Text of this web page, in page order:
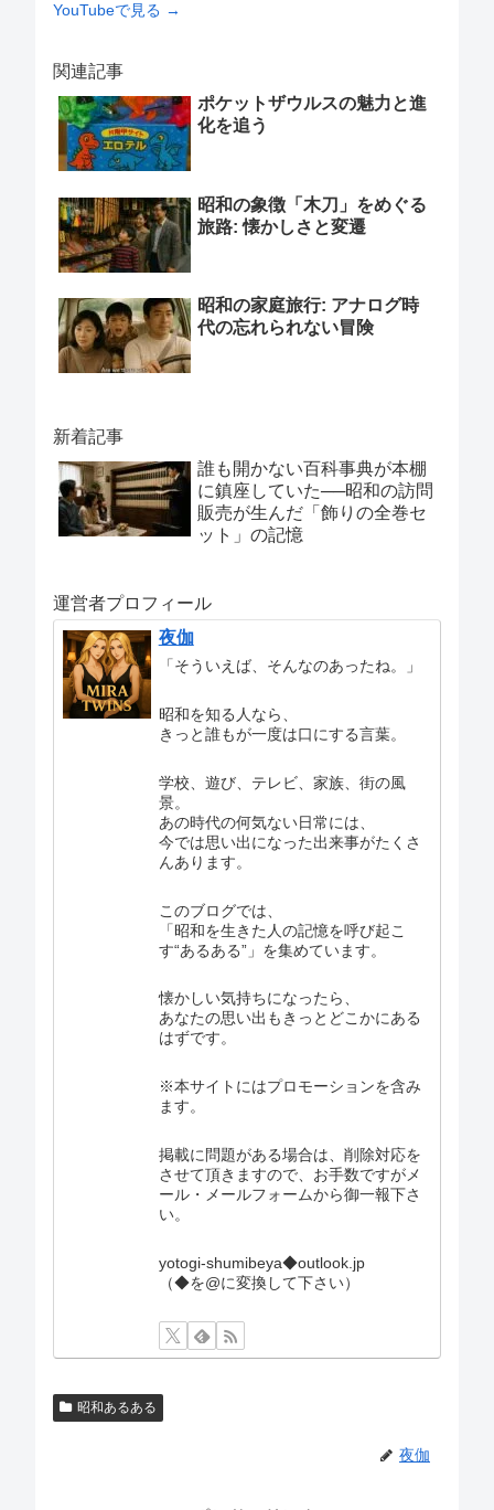
YouTubeで見る →
関連記事
ポケットザウルスの魅力と進
化を追う
昭和の象徴「木刀」をめぐる
旅路: 懐かしさと変遷
昭和の家庭旅行: アナログ時
代の忘れられない冒険
新着記事
誰も開かない百科事典が本棚
に鎮座していた──昭和の訪問
販売が生んだ「飾りの全巻セ
ット」の記憶
運営者プロフィール
夜伽
「そういえば、そんなのあったね。」
昭和を知る人なら、
きっと誰もが一度は口にする言葉。
学校、遊び、テレビ、家族、街の風
景。
あの時代の何気ない日常には、
今では思い出になった出来事がたくさ
んあります。
このブログでは、
「昭和を生きた人の記憶を呼び起こ
す“あるある”」を集めています。
懐かしい気持ちになったら、
あなたの思い出もきっとどこかにある
はずです。
※本サイトにはプロモーションを含み
ます。
掲載に問題がある場合は、削除対応を
させて頂きますので、お手数ですがメ
ール・メールフォームから御一報下さ
い。
yotogi-shumibeya◆outlook.jp
（◆を@に変換して下さい）
昭和あるある
夜伽